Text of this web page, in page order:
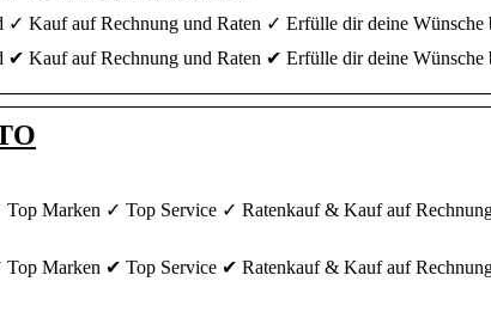
✓ Kauf auf Rechnung und Raten ✓ Erfülle dir deine
✔ Kauf auf Rechnung und Raten ✔ Erfülle dir deine
Marken ✓ Top Service ✓ Ratenkauf & Kauf auf
Marken ✔ Top Service ✔ Ratenkauf & Kauf auf